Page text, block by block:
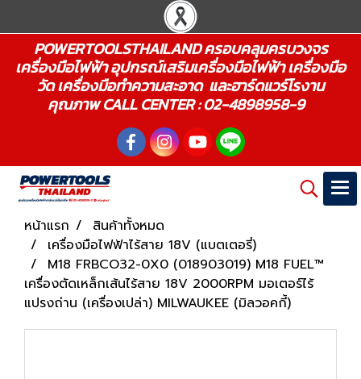
POWERTOOLSTHAILAND ครอบคลุมครบวงจร
เครื่องมือไฟฟ้า อุปกรณ์เสริมเครื่องมือไฟฟ้า เครื่องมือ
วัด เครื่องมือทำความสะอาด และฮาร์ดแวร์โรงาน
คุณภาพ CALL CENTER : 02-4898958-9
หน้าแรก
สินค้าทั้งหมด
เครื่องมือไฟฟ้าไร้สาย 18V (แบตเตอรี่)
M18 FRBCO32-0X0 (018903019) M18 FUEL™
เครื่องตัดเหล็กเส้นไร้สาย 18V 2000RPM มอเตอร์ไร้
แปรงถ่าน (เครื่องเปล่า) MILWAUKEE (มิลวอคกี้)